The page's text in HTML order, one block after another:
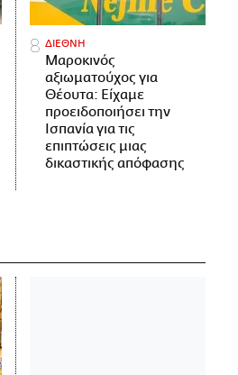
ΔΙΕΘΝΗ
Μαροκινός
αξιωματούχος για
Θέουτα: Είχαμε
προειδοποιήσει την
Ισπανία για τις
επιπτώσεις μιας
δικαστικής απόφασης